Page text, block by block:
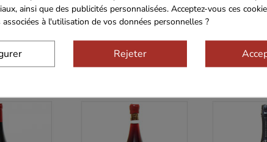
env 1Kg
37.50€
Pleine Mer
SELECTION INÉDITE VINS ET SPIRITUEUX !
ainsi que des publicités personnalisées. Acceptez-vous ces
à l'utilisation de vos données personnelles ?
Rejeter